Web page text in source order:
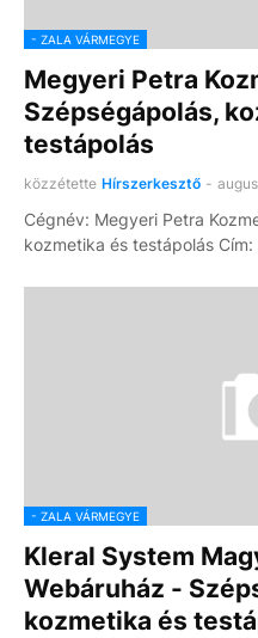
- ZALA VÁRMEGYE
Megyeri Petra
Szépségápolás,
testápolás
közzétette Hírszerkesztő -
Cégnév: Megyeri Petra
kozmetika és testápolás
- ZALA VÁRMEGYE
Kleral System
Webáruház -
kozmetika és